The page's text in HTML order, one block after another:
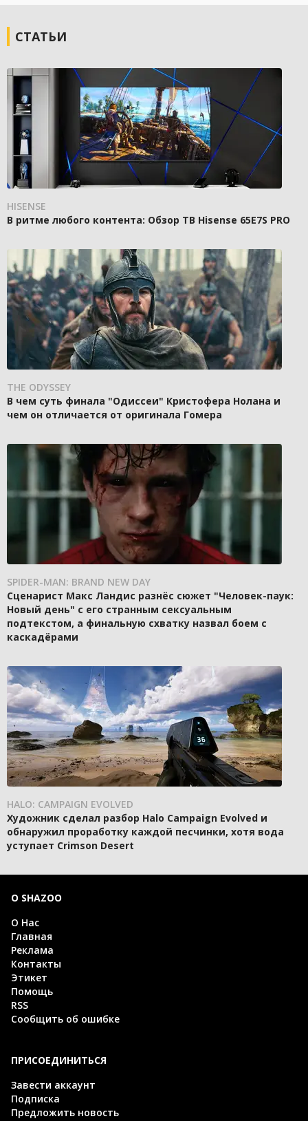
СТАТЬИ
HISENSE
В ритме любого контента: Обзор ТВ Hisense 65E7S PRO
THE ODYSSEY
В чем суть финала "Одиссеи" Кристофера Нолана и
чем он отличается от оригинала Гомера
SPIDER-MAN: BRAND NEW DAY
Сценарист Макс Ландис разнёс сюжет "Человек-паук:
Новый день" с его странным сексуальным
подтекстом, а финальную схватку назвал боем с
каскадёрами
HALO: CAMPAIGN EVOLVED
Художник сделал разбор Halo Campaign Evolved и
обнаружил проработку каждой песчинки, хотя вода
уступает Crimson Desert
О SHAZOO
О Нас
Главная
Реклама
Контакты
Этикет
Помощь
RSS
Сообщить об ошибке
ПРИСОЕДИНИТЬСЯ
Завести аккаунт
Подписка
Предложить новость